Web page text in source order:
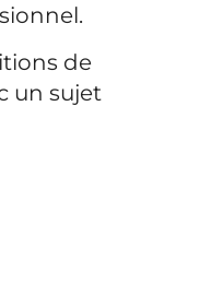
de
un sujet